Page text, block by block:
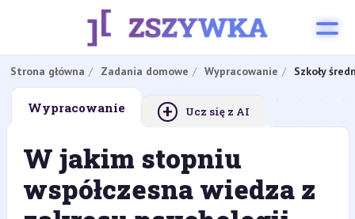
Strona główna Zadania domowe Wypracowanie Szkoły
Wypracowanie + Ucz się z AI
W jakim stopniu
współczesna wiedza z